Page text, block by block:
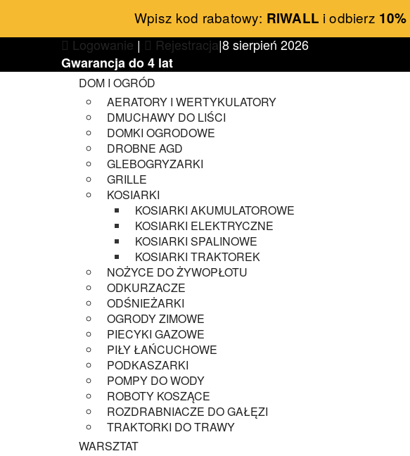
Wpisz kod rabatowy: RIWALL i odbierz 10%
Logowanie | Rejestracja|8 sierpień 2026
Gwarancja do 4 lat
DOM I OGRÓD
AERATORY I WERTYKULATORY
DMUCHAWY DO LIŚCI
DOMKI OGRODOWE
DROBNE AGD
GLEBOGRYZARKI
GRILLE
KOSIARKI
KOSIARKI AKUMULATOROWE
KOSIARKI ELEKTRYCZNE
KOSIARKI SPALINOWE
KOSIARKI TRAKTOREK
NOŻYCE DO ŻYWOPŁOTU
ODKURZACZE
ODŚNIEŻARKI
OGRODY ZIMOWE
PIECYKI GAZOWE
PIŁY ŁAŃCUCHOWE
PODKASZARKI
POMPY DO WODY
ROBOTY KOSZĄCE
ROZDRABNIACZE DO GAŁĘZI
TRAKTORKI DO TRAWY
WARSZTAT